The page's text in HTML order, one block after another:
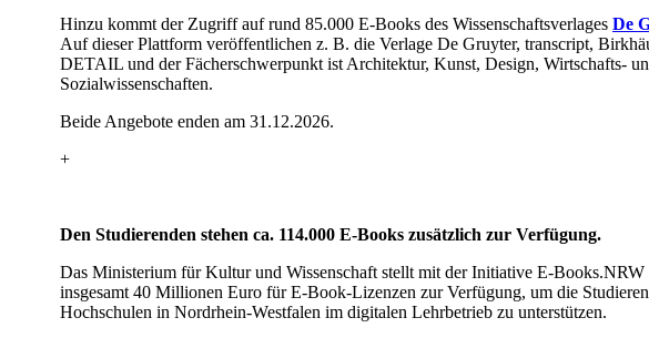
Hinzu kommt der Zugriff auf rund 85.000 E-Books des Wissenschaftsverlages De
Auf dieser Plattform veröffentlichen z. B. die Verlage De Gruyter, transcript,
DETAIL und der Fächerschwerpunkt ist Architektur, Kunst, Design, Wirtschafts-
Sozialwissenschaften.
Beide Angebote enden am 31.12.2026.
+
Den Studierenden stehen ca. 114.000 E-Books zusätzlich zur Verfügung.
Das Ministerium für Kultur und Wissenschaft stellt mit der Initiative E-Books.NRW
insgesamt 40 Millionen Euro für E-Book-Lizenzen zur Verfügung, um die
Hochschulen in Nordrhein-Westfalen im digitalen Lehrbetrieb zu unterstützen.